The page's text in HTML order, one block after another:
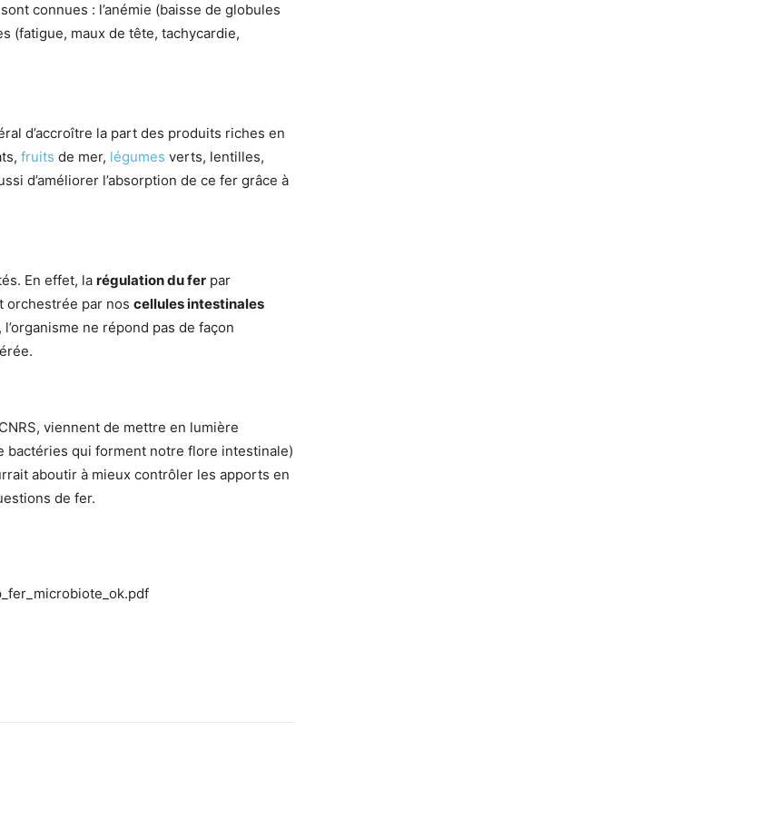
connues : l’anémie (baisse de globules
(fatigue, maux de tête, tachycardie,
d’accroître la part des produits riches en
fruits de mer, légumes verts, lentilles,
d’améliorer l’absorption de ce fer grâce à
En effet, la régulation du fer par
orchestrée par nos cellules intestinales
ne répond pas de façon
viennent de mettre en lumière
bactéries qui forment notre flore intestinale)
aboutir à mieux contrôler les apports en
de fer.